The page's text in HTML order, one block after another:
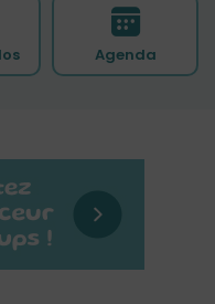
Agenda